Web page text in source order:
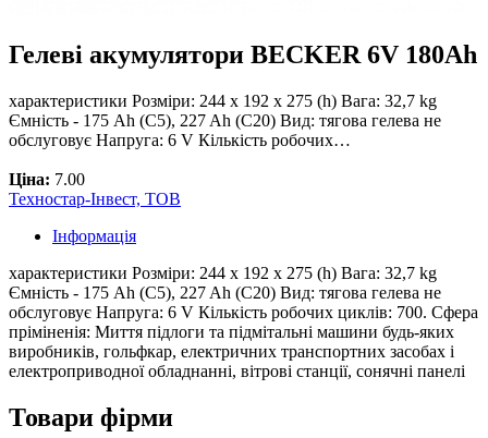
Гелеві акумулятори BECKER 6V 180Ah
характеристики Розміри: 244 x 192 x 275 (h) Вага: 32,7 kg
Ємність - 175 Ah (C5), 227 Ah (C20) Вид: тягова гелева не
обслуговує Напруга: 6 V Кількість робочих…
Ціна: 7.00
Техностар-Інвест, ТОВ
Інформація
характеристики Розміри: 244 x 192 x 275 (h) Вага: 32,7 kg
Ємність - 175 Ah (C5), 227 Ah (C20) Вид: тягова гелева не
обслуговує Напруга: 6 V Кількість робочих циклів: 700. Сфера
пріміненія: Миття підлоги та підмітальні машини будь-яких
виробників, гольфкар, електричних транспортних засобах і
електроприводної обладнанні, вітрові станції, сонячні панелі
Товари фірми